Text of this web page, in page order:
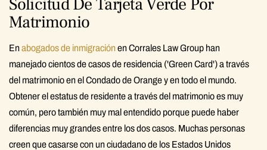
Matrimonio
Enabogados de inmigración en Corrales Law Group han
manejado cientos de casos de residencia ('Green Card') a través
del matrimonio en el Condado de Orange y en todo el mundo.
Obtener el estatus de residente a través del matrimonio es muy
común, pero también muy mal entendido porque puede haber
diferencias muy grandes entre los dos casos. Muchas personas
creen que casarse con un ciudadano de los Estados Unidos